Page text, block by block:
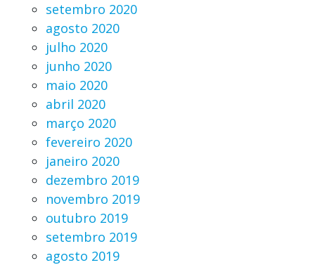
setembro 2020
agosto 2020
julho 2020
junho 2020
maio 2020
abril 2020
março 2020
fevereiro 2020
janeiro 2020
dezembro 2019
novembro 2019
outubro 2019
setembro 2019
agosto 2019